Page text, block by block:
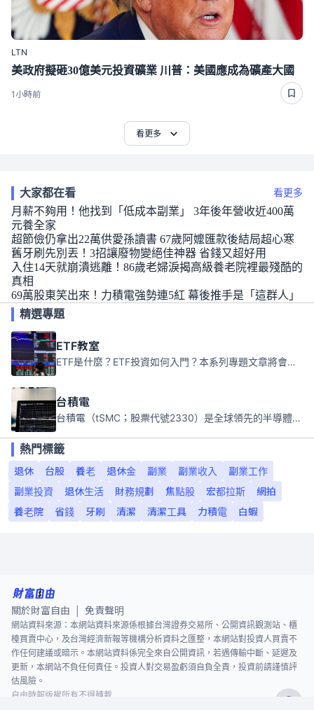
LTN
美政府擬砸30億美元投資礦業 川普：美國應成為礦產大國
1小時前
看更多
大家都在看 看更多
月薪不夠用！他找到「低成本副業」 3年後年營收近400萬
元養全家
超節儉仍拿出22萬供愛孫讀書 67歲阿嬤匯款後結局超心寒
舊牙刷先別丟！3招讓廢物變絕佳神器 省錢又超好用
入住14天就崩潰逃離！86歲老婦淚揭高級養老院裡最殘酷的
真相
69萬股東笑出來！力積電強勢連5紅 幕後推手是「這群人」
精選專題
ETF教室
ETF是什麼？ETF投資如何入門？本系列專題文章將會告訴你新手必須知道的ETF基礎知識。
台積電
台積電（tSMC；股票代號2330）是全球領先的半導體代工公司，成立於1987年，總部位於台灣新竹。且已於美國、日本、德國及中國設廠，台積電是全球首家專業積體電路製造服務公司，也是全球最先進和最大規模的半導體代工廠。
熱門標籤
退休
台股 養老 退休金 副業 副業收入
副業工作
副業投資
退休生活 財務規劃 焦點股 宏都拉斯
網拍
養老院
省錢 牙刷 清潔 清潔工具 力積電 白蝦
關於財富自由 免責聲明
網站資料來源：本網站資料來源係根據台灣證券交易所、公開資訊觀測站、櫃
檯買賣中心，及台灣經濟新報等機構分析資料之匯整，本網站對投資人買賣不
作任何建議或暗示。本網站資料係完全來自公開資訊，若遇傳輸中斷、延遲及
更新，本網站不負任何責任。投資人對交易盈虧須自負全責，投資前請謹慎評
估風險。
自由時報版權所有不得轉載